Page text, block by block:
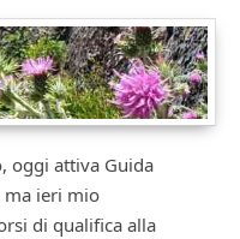
attiva Guida
ma ieri mio
di qualifica alla